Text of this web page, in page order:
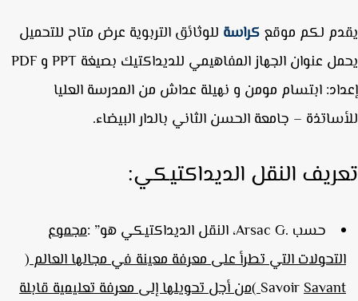
لكم موقعكراسةللوثائق التربوية عرض متاح للتحميل
عنوانالجهاز المفاهيمي للديداكتيك
بصيغة PPT و PDF
ابتسام مومن و نهيلة عداش من المدرسة العليا
– جامعة الحسن الثاني بالدار البيضاء.
النقل الديداكتيكي:
حسب .Arsac G، النقل الديداكتيكي هو” :
مجموع
التي تطرأ على معرفة معينة في مجالها العالم(
Savoir
)من أجل تحويلها إلى معرفة تعليمية قابلة